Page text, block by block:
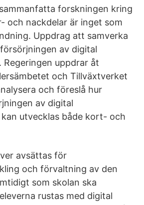
forskningen kring
och nackdelar är inget som
Uppdrag att samverka
av digital
Regeringen uppdrar åt
och Tillväxtverket
och föreslå hur
av digital
utvecklas både kort- och
avsättas för
och förvaltning av den
som skolan ska
rustas med digital